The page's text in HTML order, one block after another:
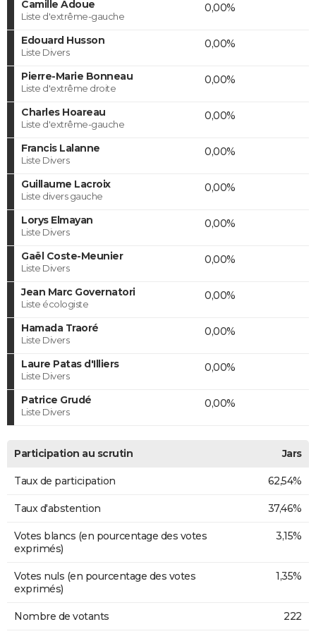
Camille Adoue
Liste d'extrême-gauche
0,00%
Edouard Husson
Liste Divers
0,00%
Pierre-Marie Bonneau
Liste d'extrême droite
0,00%
Charles Hoareau
Liste d'extrême-gauche
0,00%
Francis Lalanne
Liste Divers
0,00%
Guillaume Lacroix
Liste divers gauche
0,00%
Lorys Elmayan
Liste Divers
0,00%
Gaël Coste-Meunier
Liste Divers
0,00%
Jean Marc Governatori
Liste écologiste
0,00%
Hamada Traoré
Liste Divers
0,00%
Laure Patas d'Illiers
Liste Divers
0,00%
Patrice Grudé
Liste Divers
0,00%
Participation au scrutin Jars
Taux de participation 62,54%
Taux d'abstention 37,46%
Votes blancs (en pourcentage des votes
exprimés)
3,15%
Votes nuls (en pourcentage des votes
exprimés)
1,35%
Nombre de votants 222